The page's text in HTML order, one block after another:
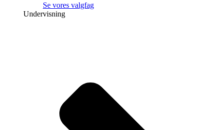
Se vores valgfag
Undervisning